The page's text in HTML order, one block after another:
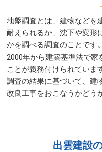
地盤調査とは、建物などを
耐えられるか、沈下や変形
かを調べる調査のことです。​
2000年から建築基準法で
ことが義務付けられていま
調査の結果に基づいて、建
改良工事をおこなうかどう
出雲建設